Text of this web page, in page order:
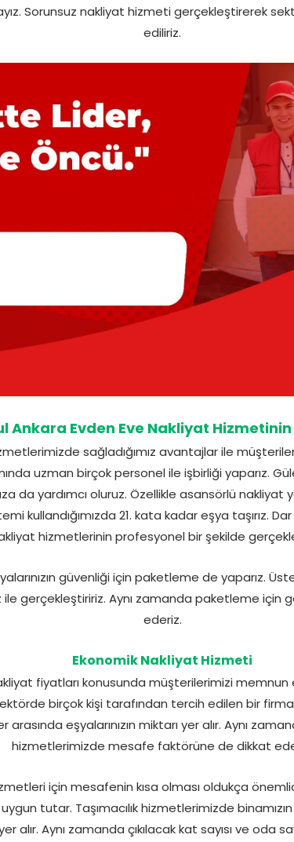
Sorunsuz nakliyat hizmeti gerçekleştirerek
ediliriz.
Ankara Evden Eve Nakliyat
sağladığımız avantajlar ile
uzman birçok personel ile işbirliği yaparız.
da yardımcı oluruz. Özellikle asansörlü nakliyat
kullandığımızda 21. kata kadar eşya taşırız.
hizmetlerinin profesyonel bir şekilde
güvenliği için paketleme de yaparız.
gerçekleştiririz. Aynı zamanda paketleme için
ederiz.
Ekonomik Nakliyat Hizmeti
fiyatları konusunda müşterilerimizi memnun
birçok kişi tarafından tercih edilen bir
arasında eşyalarınızın miktarı yer alır. Aynı
hizmetlerimizde mesafe faktörüne de dikkat
için mesafenin kısa olması oldukça
tutar. Taşımacılık hizmetlerimizde
alır. Aynı zamanda çıkılacak kat sayısı ve oda